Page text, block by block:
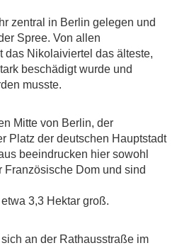
zentral in Berlin gelegen und
Spree. Von allen
das Nikolaiviertel das älteste,
beschädigt wurde und
musste.
Mitte von Berlin, der
Platz der deutschen Hauptstadt
beeindrucken hier sowohl
Dom und sind
3,3 Hektar groß.
an der Rathausstraße im